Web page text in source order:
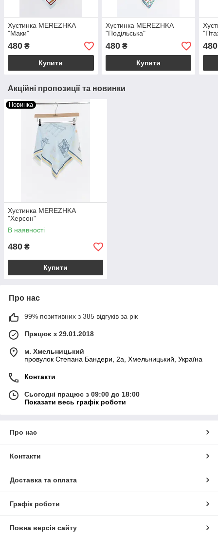
Хустинка MEREZHKA
"Маки"
480 ₴
Купити
Хустинка MEREZHKA
"Подільська"
480₴
Купити
480
Акційні пропозиції та новинки
Новинка
Хустинка MEREZHKA
"Херсон"
В наявності
480 ₴
Купити
Про нас
99% позитивних з 385 відгуків за рік
Працює з 29.01.2018
м. Хмельницький
провулок Степана Бандери, 2a, Хмельницький, Україна
Контакти
Сьогодні працює з 09:00 до 18:00
Показати весь графік роботи
Про нас
Контакти
Доставка та оплата
Графік роботи
Повна версія сайту